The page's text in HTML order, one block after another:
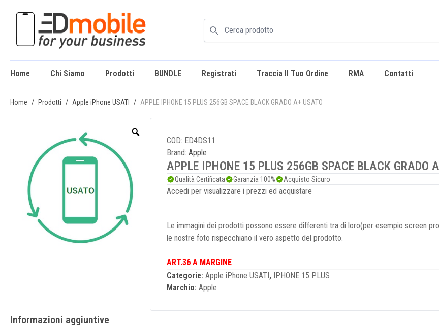
Home Chi Siamo Prodotti BUNDLE Registrati Traccia Il Tuo Ordine RMA Contatti
Home / Prodotti / Apple iPhone USATI / APPLE IPHONE 15 PLUS 256GB SPACE BLACK GRADO A+ USATO
COD: ED4DS11
Brand: Apple
APPLE IPHONE 15 PLUS 256GB SPACE BLACK GRADO
Qualità Certificata Garanzia 100% Acquisto Sicuro
Accedi per visualizzare i prezzi ed acquistare
Le immagini dei prodotti possono essere differenti tra di loro(per esempio screen
le nostre foto rispecchiano il vero aspetto del prodotto.
ART.36 A MARGINE
Categorie: Apple iPhone USATI ,
IPHONE 15 PLUS
Marchio: Apple
Informazioni aggiuntive